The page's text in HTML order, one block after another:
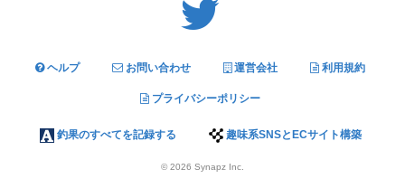
ヘルプ お問い合わせ 運営会社 利用規約
プライバシーポリシー
釣果のすべてを記録する 趣味系SNSとECサイト構築
© 2026 Synapz Inc.